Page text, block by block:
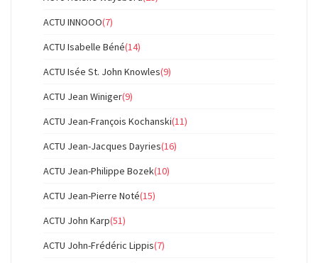
ACTU INNOOO(7)
ACTU Isabelle Béné(14)
ACTU Isée St. John Knowles(9)
ACTU Jean Winiger(9)
ACTU Jean-François Kochanski(11)
ACTU Jean-Jacques Dayries(16)
ACTU Jean-Philippe Bozek(10)
ACTU Jean-Pierre Noté(15)
ACTU John Karp(51)
ACTU John-Frédéric Lippis(7)